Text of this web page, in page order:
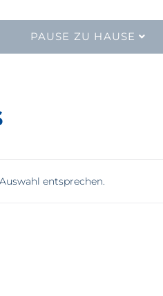
PAUSE ZU HAUSE
entsprechen.